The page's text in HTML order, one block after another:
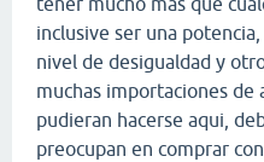
inclusive ser una
nivel de desigualdad y
muchas importaciones
pudieran hacerse aqui,
preocupan en comprar